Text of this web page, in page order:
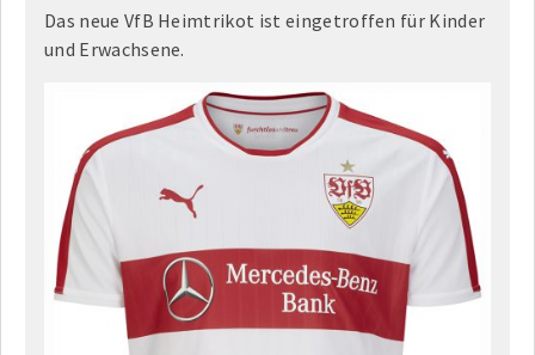
Das neue VfB Heimtrikot ist eingetroffen für Kinder
und Erwachsene.